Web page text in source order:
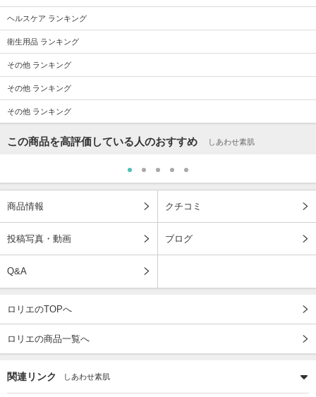
ヘルスケア ランキング
衛生用品 ランキング
その他 ランキング
その他 ランキング
その他 ランキング
この商品を高評価している人のおすすめ しあわせ素肌
商品情報 クチコミ
投稿写真・動画 ブログ
Q&A
ロリエのTOPへ
ロリエの商品一覧へ
関連リンク しあわせ素肌